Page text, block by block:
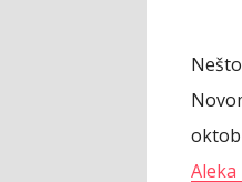
Aleka